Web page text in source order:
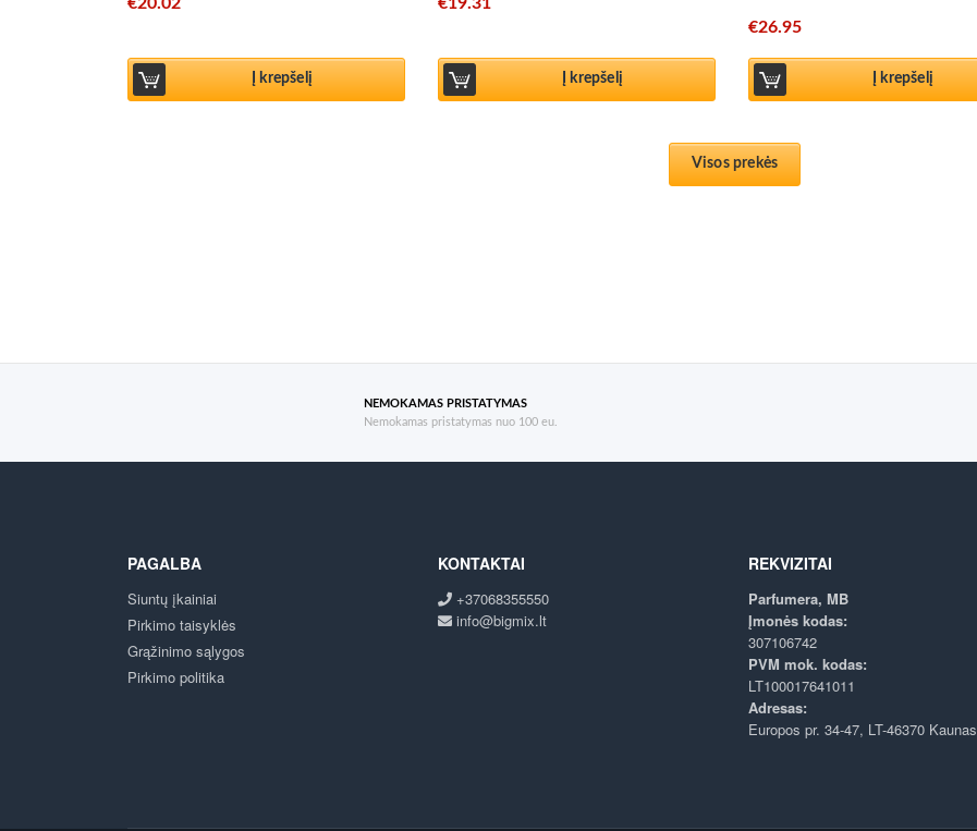
Į krepšelį Į krepšelį
€26.95
Į krepšelį
Visos prekės
NEMOKAMAS PRISTATYMAS
Nemokamas pristatymas nuo 100 eu.
PAGALBA
Siuntų įkainiai
Pirkimo taisyklės
Grąžinimo sąlygos
Pirkimo politika
KONTAKTAI
+37068355550
info@bigmix.lt
REKVIZITAI
Parfumera, MB
Įmonės kodas:
307106742
PVM mok. kodas:
LT100017641011
Adresas:
Europos pr. 34-47, LT-46370 Kaunas